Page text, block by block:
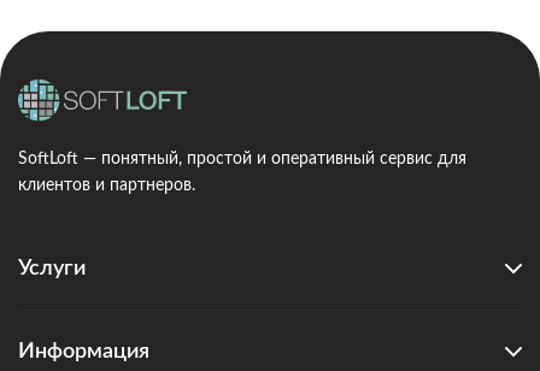
SoftLoft — понятный, простой и оперативный сервис для
клиентов и партнеров.
Услуги
Информация